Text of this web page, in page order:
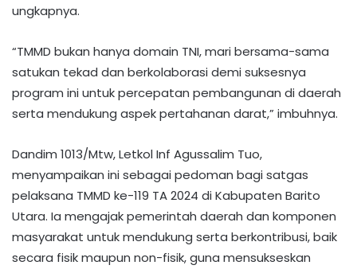
ungkapnya.
“TMMD bukan hanya domain TNI, mari bersama-sama
satukan tekad dan berkolaborasi demi suksesnya
program ini untuk percepatan pembangunan di daerah
serta mendukung aspek pertahanan darat,” imbuhnya.
Dandim 1013/Mtw, Letkol Inf Agussalim Tuo,
menyampaikan ini sebagai pedoman bagi satgas
pelaksana TMMD ke-119 TA 2024 di Kabupaten Barito
Utara. Ia mengajak pemerintah daerah dan komponen
masyarakat untuk mendukung serta berkontribusi, baik
secara fisik maupun non-fisik, guna mensukseskan